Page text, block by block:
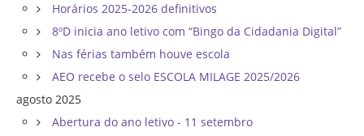
Horários 2025-2026 definitivos
8ºD inicia ano letivo com “Bingo da Cidadania Digital”
Nas férias também houve escola
AEO recebe o selo ESCOLA MILAGE 2025/2026
agosto 2025
Abertura do ano letivo - 11 setembro